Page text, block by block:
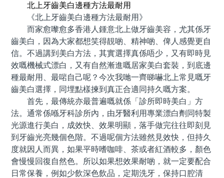
北上牙齒美白邊種方法最耐用
《北上牙齒美白邊種方法最耐用》
而家愈嚟愈多香港人鍾意北上做牙齒美容，尤其係牙
齒美白，因為大家都想笑得靚啲、精神啲、俾人感覺更自
信。不過講到美白方法，其實選擇真係唔少，又有即時見
效嘅機械式漂白，又有自然漸進嘅居家美白套裝，到底邊
種最耐用、最啱自己呢？今次我哋一齊睇嚇北上常見嘅牙
齒美白選擇，同埋點樣揀到真正合適同持久嘅方案。
首先，最傳統亦最普遍嘅就係「診所即時美白」方
法。通常係喺牙科診所內，由牙醫利用專業漂白劑同特製
光源進行美白，成效快、效果明顯，落手做完往往即刻見
到牙齒光亮幾個色階。不過呢個方法雖然見效快，但持久
度就因人而異，如果平時嗜咖啡、茶或者紅酒較多，顏色
會慢慢回復自然色。所以如果想效果耐啲，就一定要配合
日常保養，例如少飲深色飲品，定期洗牙，保持口腔清